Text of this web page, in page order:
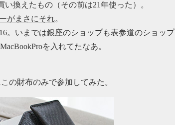
換えたもの（その前は21年使った）。
がまさにそれ。
。いまでは銀座のショップも表参道のショップ
を入れてたなあ。
の財布のみで参加してみた。